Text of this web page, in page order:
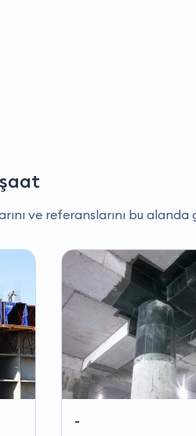
ve referanslarını bu alanda
-